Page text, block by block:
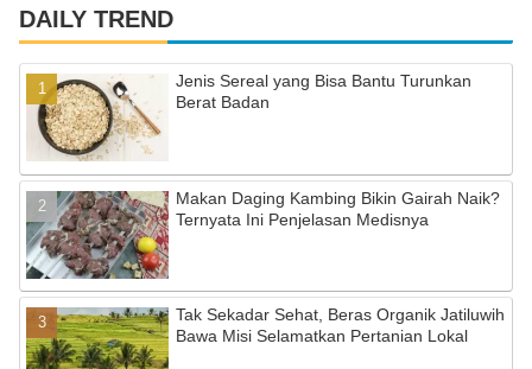
c
e
b
o
o
k
a
gr
a
m
u
T
u
b
e
C
h
a
n
DAILY TREND
Jenis Sereal yang Bisa Bantu Turunkan
Berat Badan
Makan Daging Kambing Bikin Gairah Naik?
Ternyata Ini Penjelasan Medisnya
Tak Sekadar Sehat, Beras Organik Jatiluwih
Bawa Misi Selamatkan Pertanian Lokal